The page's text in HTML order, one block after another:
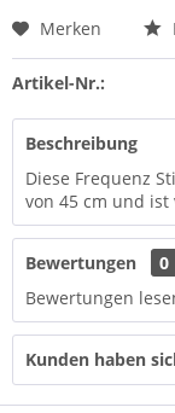
Merken
Artikel-Nr.:
Beschreibung
Diese Frequenz
von 45 cm und
Bewertungen
0
Bewertungen
Kunden haben